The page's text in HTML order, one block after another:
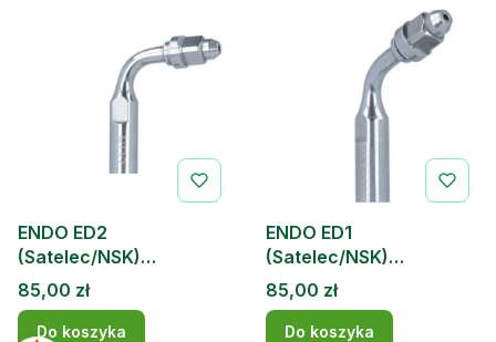
ENDO ED2
(Satelec/NSK)
Końcówka do skalera
Cena
85,00 zł
Do koszyka
ENDO ED1
(Satelec/NSK)
Końcówka do skalera
Cena
85,00 zł
Do koszyka